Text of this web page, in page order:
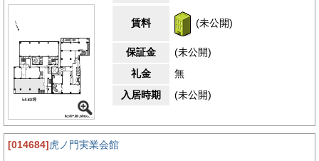
賃料 (未公開)
保証金
(未公開)
礼金
無
入居時期
(未公開)
[014684]虎ノ門実業会館